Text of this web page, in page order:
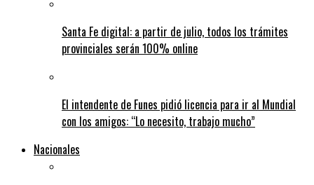
Santa Fe digital: a partir de julio, todos los trámites
provinciales serán 100% online
El intendente de Funes pidió licencia para ir al Mundial
con los amigos: “Lo necesito, trabajo mucho”
Nacionales